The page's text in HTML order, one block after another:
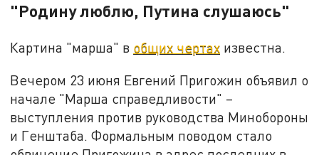
"Родину люблю, Путина слушаюсь"
Картина "марша" в общих чертах известна.
Вечером 23 июня Евгений Пригожин объявил о
начале "Марша справедливости" –
выступления против руководства Минобороны
и Генштаба. Формальным поводом стало